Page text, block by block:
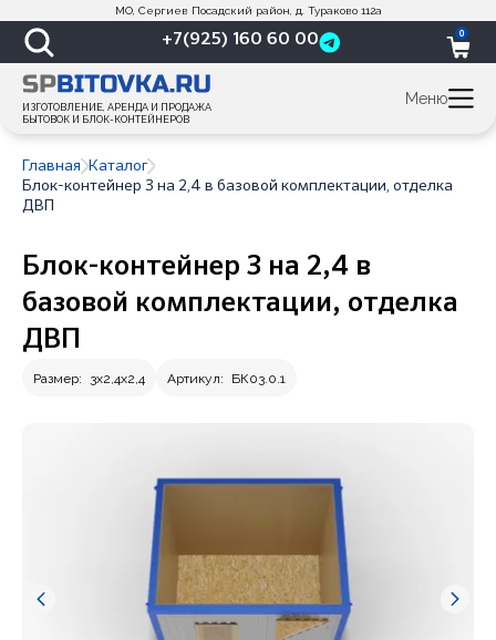
МО, Сергиев Посадский район, д. Тураково 112а
ИЗГОТОВЛЕНИЕ, АРЕНДА И ПРОДАЖА
БЫТОВОК И БЛОК-КОНТЕЙНЕРОВ
+7(925) 160 60 00 0
Меню
Главная
Каталог
Блок-контейнер 3 на 2,4 в базовой комплектации, отделка
ДВП
Блок-контейнер 3 на 2,4 в
базовой комплектации, отделка
ДВП
Размер: 3х2,4х2,4 Артикул: БК03.0.1